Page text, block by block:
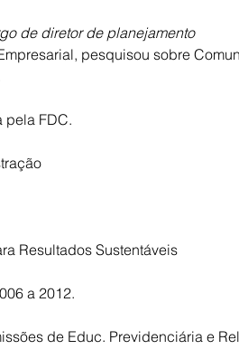
de diretor de planejamento
pesquisou sobre
pela FDC.
Resultados Sustentáveis
a 2012.
de Educ. Previdenciária e